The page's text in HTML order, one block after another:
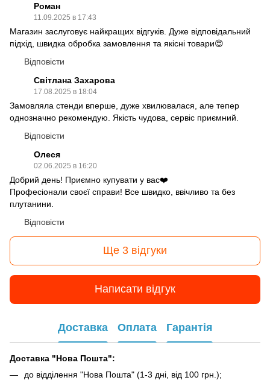
Роман
11.09.2025 в 17:43
Магазин заслуговує найкращих відгуків. Дуже відповідальний
підхід, швидка обробка замовлення та якісні товари😍
Відповісти
Світлана Захарова
17.08.2025 в 18:04
Замовляла стенди вперше, дуже хвилювалася, але тепер
однозначно рекомендую. Якість чудова, сервіс приємний.
Відповісти
Олеся
02.06.2025 в 16:20
Добрий день! Приємно купувати у вас❤️
Професіонали своєї справи! Все швидко, ввічливо та без
плутанини.
Відповісти
Ще 3 відгуки
Написати відгук
Доставка Оплата Гарантія
Доставка "Нова Пошта":
до відділення "Нова Пошта" (1-3 дні, від 100 грн.);